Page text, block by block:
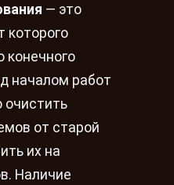
— это
которого
конечного
началом работ
очистить
от старой
их на
Наличие